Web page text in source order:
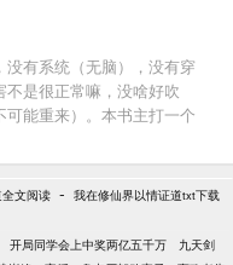
有系统（无脑），没有穿
是很正常嘛，没啥好吹
能重来）。本书主打一个
办法！
文阅读 - 我在修仙界以情证道txt下载
开局同学会上中奖两亿五千万
九天剑